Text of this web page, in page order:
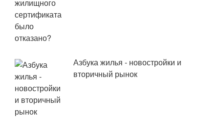
Азбука жилья - новостройки и
вторичный рынок